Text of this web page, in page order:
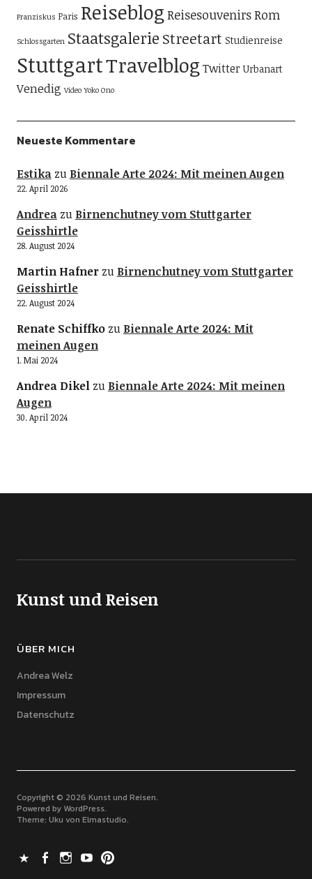
Franziskus Paris Reiseblog ReisesouvenirsRom
Schlossgarten Staatsgalerie Streetart Studienreise
StuttgartTravelblog Twitter Urbanart
Venedig Video Yoko Ono
Neueste Kommentare
Estikazu Biennale Arte 2024: Mit meinen Augen
22. April 2026
Andreazu Birnenchutney vom Stuttgarter
Geisshirtle
28. August 2024
Martin Hafnerzu Birnenchutney vom Stuttgarter
Geisshirtle
22. August 2024
Renate Schiffkozu Biennale Arte 2024: Mit
meinen Augen
1. Mai 2024
Andrea Dikelzu Biennale Arte 2024: Mit meinen
Augen
30. April 2024
Kunst und Reisen
ÜBER MICH
Andrea Welz
Impressum
Datenschutz
Copyright © 2026 Kunst und Reisen
Powered by WordPress
Theme: Uku von Elmastudio